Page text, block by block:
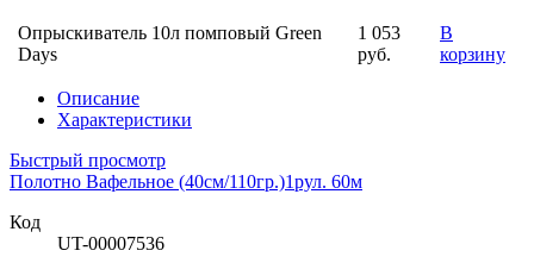
Опрыскиватель 10л помповый Green
Days
1 053
руб.
В
корзину
Описание
Характеристики
Быстрый просмотр
Полотно Вафельное (40см/110гр.)1рул. 60м
Код
UT-00007536